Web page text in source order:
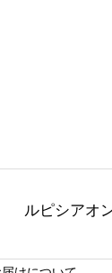
ルピシアオ